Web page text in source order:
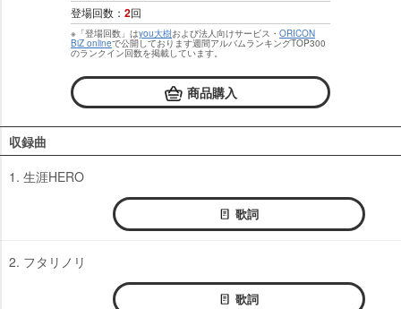
登場回数： 2回
※「登場回数」はyou大樹および法人向けサービス・ ORICON
BiZ onlineで公開しております週間アルバムランキングTOP300
のランクイン回数を掲載しています。
商品購入
収録曲
1. 生涯HERO
歌詞
2. フタリノリ
歌詞